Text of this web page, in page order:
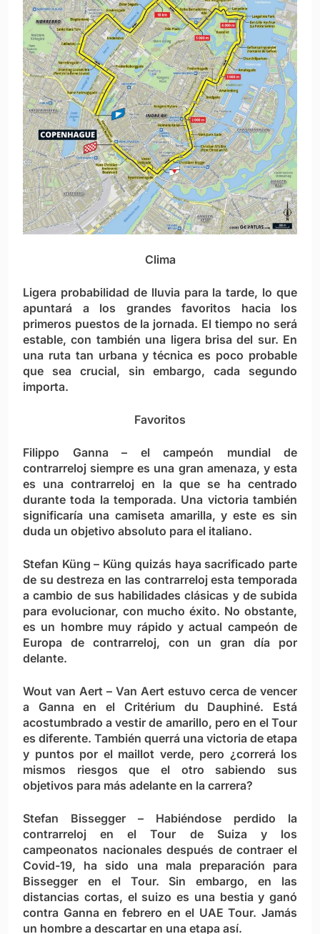
Clima
Ligera probabilidad de lluvia para la tarde, lo que
apuntará a los grandes favoritos hacia los
primeros puestos de la jornada. El tiempo no será
estable, con también una ligera brisa del sur. En
una ruta tan urbana y técnica es poco probable
que sea crucial, sin embargo, cada segundo
importa.
Favoritos
Filippo Ganna – el campeón mundial de
contrarreloj siempre es una gran amenaza, y esta
es una contrarreloj en la que se ha centrado
durante toda la temporada. Una victoria también
significaría una camiseta amarilla, y este es sin
duda un objetivo absoluto para el italiano.
Stefan Küng – Küng quizás haya sacrificado parte
de su destreza en las contrarreloj esta temporada
a cambio de sus habilidades clásicas y de subida
para evolucionar, con mucho éxito. No obstante,
es un hombre muy rápido y actual campeón de
Europa de contrarreloj, con un gran día por
delante.
Wout van Aert – Van Aert estuvo cerca de vencer
a Ganna en el Critérium du Dauphiné. Está
acostumbrado a vestir de amarillo, pero en el Tour
es diferente. También querrá una victoria de etapa
y puntos por el maillot verde, pero ¿correrá los
mismos riesgos que el otro sabiendo sus
objetivos para más adelante en la carrera?
Stefan Bissegger – Habiéndose perdido la
contrarreloj en el Tour de Suiza y los
campeonatos nacionales después de contraer el
Covid-19, ha sido una mala preparación para
Bissegger en el Tour. Sin embargo, en las
distancias cortas, el suizo es una bestia y ganó
contra Ganna en febrero en el UAE Tour. Jamás
un hombre a descartar en una etapa así.